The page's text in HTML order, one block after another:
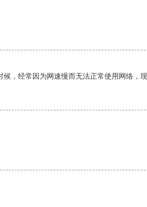
，经常因为网速慢而无法正常使用网络，